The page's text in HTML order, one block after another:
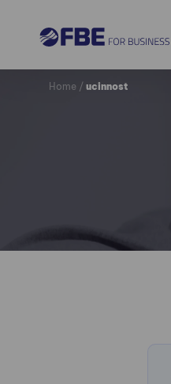
Home / ucinnost